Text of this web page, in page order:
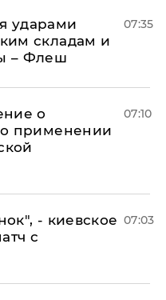
ударами
складам и
– Флеш
07:35
о
применении
07:10
- киевское
с
07:03